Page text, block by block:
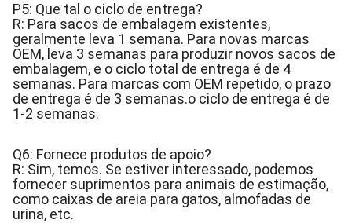
P5: Que tal o ciclo de entrega?
R: Para sacos de embalagem existentes,
geralmente leva 1 semana. Para novas marcas
OEM, leva 3 semanas para produzir novos sacos de
embalagem, e o ciclo total de entrega é de 4
semanas. Para marcas com OEM repetido, o prazo
de entrega é de 3 semanas.o ciclo de entrega é de
1-2 semanas.
Q6: Fornece produtos de apoio?
R: Sim, temos. Se estiver interessado, podemos
fornecer suprimentos para animais de estimação,
como caixas de areia para gatos, almofadas de
urina, etc.